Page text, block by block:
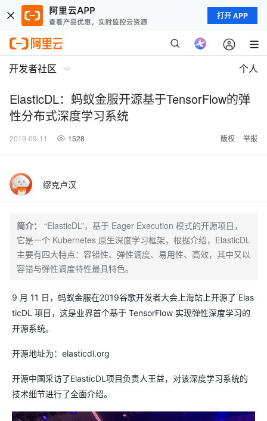
打开 APP
开发者社区 个人
ElasticDL：蚂蚁金服开源基于TensorFlow的弹
性分布式深度学习系统
2019-09-11 1528 版权 举报
缪克卢汉
简介：
“ElasticDL”，基于 Eager Execution 模式的开源项目，
它是一个 Kubernetes 原生深度学习框架，根据介绍，ElasticDL
主要有四大特点：容错性、弹性调度、易用性、高效，其中又以
容错与弹性调度特性最具特色。
9 月 11 日，蚂蚁金服在2019谷歌开发者大会上海站上开源了 Elas
ticDL 项目，这是业界首个基于 TensorFlow 实现弹性深度学习的
开源系统。
开源地址为：elasticdl.org
开源中国采访了ElasticDL项目负责人王益，对该深度学习系统的
技术细节进行了全面介绍。